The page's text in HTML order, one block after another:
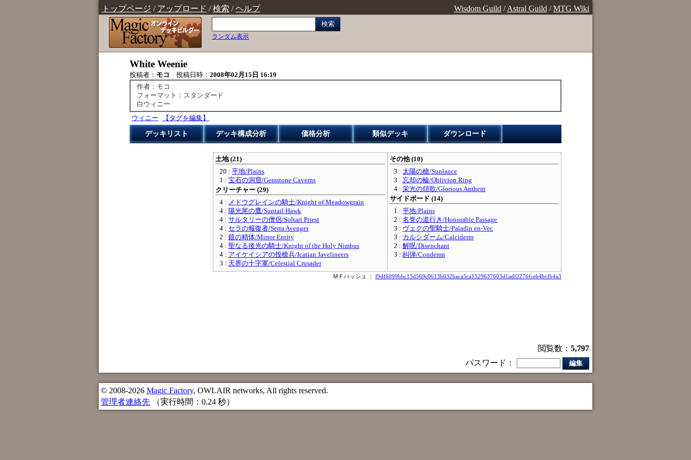
トップページ / アップロード /検索 /ヘルプ Wisdom Guild /Astral Guild /MTG Wiki
検索
ランダム表示
White Weenie
投稿者： モコ 投稿日時： 2008年02月15日 16:19
作者：モコ
フォーマット：スタンダード
白ウィニー
ウィニー
【タグを編集】
デッキリスト デッキ構成分析 価格分析 類似デッキ ダウンロード
土地 (21)
20 : 平地/Plains
1 : 宝石の洞窟/Gemstone Caverns
クリーチャー (29)
4 : メドウグレインの騎士/Knight of Meadowgrain
4 : 陽光尾の鷹/Suntail Hawk
4 : サルタリーの僧侶/Soltari Priest
4 : セラの報復者/Serra Avenger
2 : 鏡の精体/Mirror Entity
4 : 聖なる後光の騎士/Knight of the Holy Nimbus
4 : アイケイシアの投槍兵/Icatian Javelineers
3 : 天界の十字軍/Celestial Crusader
その他 (10)
3 : 太陽の槍/Sunlance
3 : 忘却の輪/Oblivion Ring
4 : 栄光の頌歌/Glorious Anthem
サイドボード (14)
1 : 平地/Plains
2 : 名誉の道行き/Honorable Passage
3 : ヴェクの聖騎士/Paladin en-Vec
3 : カルシダーム/Calciderm
2 : 解呪/Disenchant
3 : 糾弾/Condemn
ＭＦハッシュ ： f9df6099bbc15d569c0613b632baca5ca1529637603d1adf2276fceb4bcfb4a3
閲覧数： 5,797
パスワード：
編集
© 2008-2026 Magic Factory, OWLAIR networks, All rights reserved.
管理者連絡先 （実行時間：0.24 秒）